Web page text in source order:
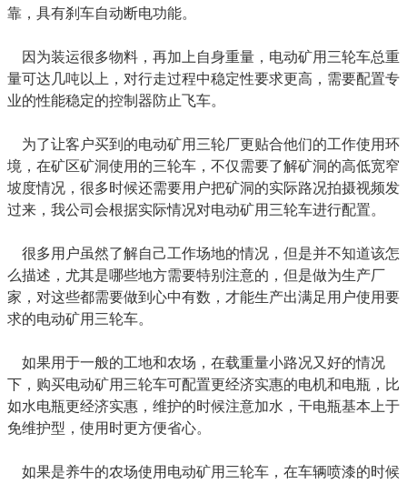
靠，具有刹车自动断电功能。
因为装运很多物料，再加上自身重量，电动矿用三轮车总重
量可达几吨以上，对行走过程中稳定性要求更高，需要配置专
业的性能稳定的控制器防止飞车。
为了让客户买到的电动矿用三轮厂更贴合他们的工作使用环
境，在矿区矿洞使用的三轮车，不仅需要了解矿洞的高低宽窄
坡度情况，很多时候还需要用户把矿洞的实际路况拍摄视频发
过来，我公司会根据实际情况对电动矿用三轮车进行配置。
很多用户虽然了解自己工作场地的情况，但是并不知道该怎
么描述，尤其是哪些地方需要特别注意的，但是做为生产厂
家，对这些都需要做到心中有数，才能生产出满足用户使用要
求的电动矿用三轮车。
如果用于一般的工地和农场，在载重量小路况又好的情况
下，购买电动矿用三轮车可配置更经济实惠的电机和电瓶，比
如水电瓶更经济实惠，维护的时候注意加水，干电瓶基本上于
免维护型，使用时更方便省心。
如果是养牛的农场使用电动矿用三轮车，在车辆喷漆的时候